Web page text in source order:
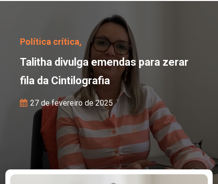
Talitha divulga
Política crítica,
Talitha divulga emendas para zerar
fila da Cintilografia
27 de fevereiro de 2025